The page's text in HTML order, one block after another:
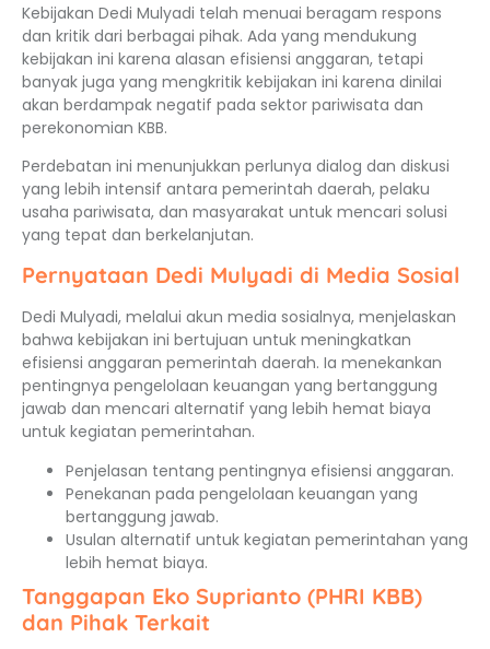
Kebijakan Dedi Mulyadi telah menuai beragam respons
dan kritik dari berbagai pihak. Ada yang mendukung
kebijakan ini karena alasan efisiensi anggaran, tetapi
banyak juga yang mengkritik kebijakan ini karena dinilai
akan berdampak negatif pada sektor pariwisata dan
perekonomian KBB.
Perdebatan ini menunjukkan perlunya dialog dan diskusi
yang lebih intensif antara pemerintah daerah, pelaku
usaha pariwisata, dan masyarakat untuk mencari solusi
yang tepat dan berkelanjutan.
Pernyataan Dedi Mulyadi di Media Sosial
Dedi Mulyadi, melalui akun media sosialnya, menjelaskan
bahwa kebijakan ini bertujuan untuk meningkatkan
efisiensi anggaran pemerintah daerah. Ia menekankan
pentingnya pengelolaan keuangan yang bertanggung
jawab dan mencari alternatif yang lebih hemat biaya
untuk kegiatan pemerintahan.
Penjelasan tentang pentingnya efisiensi anggaran.
Penekanan pada pengelolaan keuangan yang
bertanggung jawab.
Usulan alternatif untuk kegiatan pemerintahan yang
lebih hemat biaya.
Tanggapan Eko Suprianto (PHRI KBB)
dan Pihak Terkait